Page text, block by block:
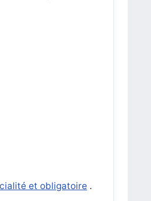
et obligatoire .